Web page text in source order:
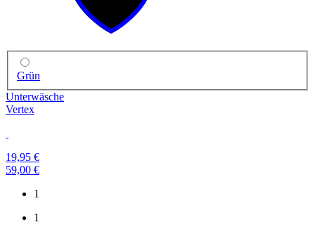
Grün
Unterwäsche
Vertex
19,95 €
59,00 €
1
1